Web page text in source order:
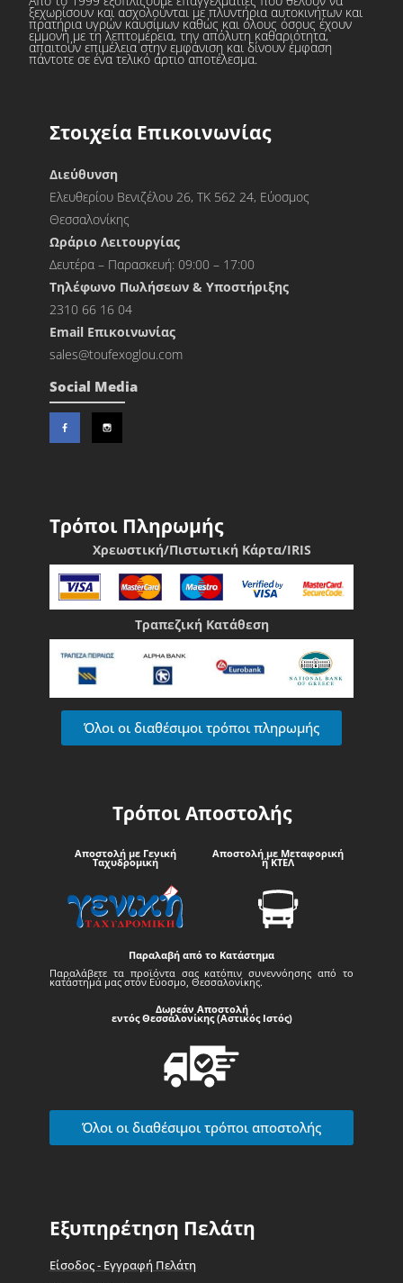
ξεχωρίσουν και ασχολούνται με πλυντήρια αυτοκινήτων και
πρατήρια υγρών καυσίμων καθώς και όλους όσους έχουν
εμμονή με τη λεπτομέρεια, την απόλυτη καθαριότητα,
απαιτούν επιμέλεια στην εμφάνιση και δίνουν έμφαση
πάντοτε σε ένα τελικό άρτιο αποτέλεσμα.
Στοιχεία Επικοινωνίας
Διεύθυνση
Ελευθερίου Βενιζέλου 26, ΤΚ 562 24, Εύοσμος
Θεσσαλονίκης
Ωράριο Λειτουργίας
Δευτέρα – Παρασκευή: 09:00 – 17:00
Τηλέφωνο Πωλήσεων & Υποστήριξης
2310 66 16 04
Εmail Επικοινωνίας
sales@toufexoglou.com
Social Media
Τρόποι Πληρωμής
Χρεωστική/Πιστωτική Κάρτα/IRIS
Τραπεζική Κατάθεση
Όλοι οι διαθέσιμοι τρόποι πληρωμής
Τρόποι Αποστολής
Αποστολή με Γενική
Ταχυδρομική
Αποστολή με Μεταφορική
ή ΚΤΕΛ
Παραλαβή από το Κατάστημα
Παραλάβετε τα προϊόντα σας κατόπιν συνεννόησης από το
κατάστημά μας στον Εύοσμο, Θεσσαλονίκης.
Δωρεάν Αποστολή
εντός Θεσσαλονίκης (Αστικός Ιστός)
Όλοι οι διαθέσιμοι τρόποι αποστολής
Εξυπηρέτηση Πελάτη
Είσοδος - Εγγραφή Πελάτη